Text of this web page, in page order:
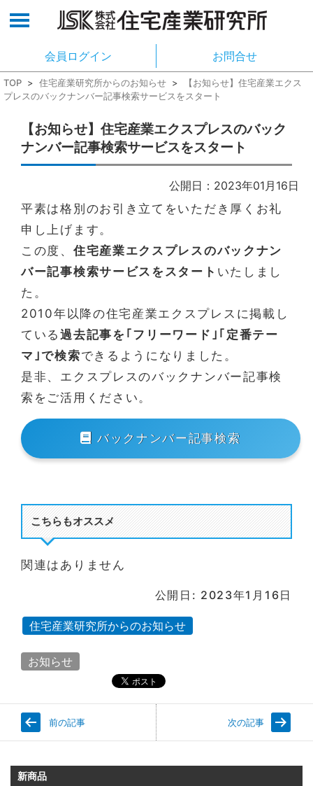
会員ログイン お問合せ
TOP > 住宅産業研究所からのお知らせ >
【お知らせ】住宅産業エクス
プレスのバックナンバー記事検索サービスをスタート
【お知らせ】住宅産業エクスプレスのバック
ナンバー記事検索サービスをスタート
公開日：2023年01月16日
平素は格別のお引き立てをいただき厚くお礼
申し上げます。
この度、 住宅産業エクスプレスのバックナン
バー記事検索サービスをスタート いたしまし
た。
2010年以降の住宅産業エクスプレスに掲載し
ている過去記事を｢フリーワード｣｢定番テー
マ｣で検索できるようになりました。
是非、エクスプレスのバックナンバー記事検
索をご活用ください。
バックナンバー記事検索
こちらもオススメ
関連はありません
公開日: 2023年1月16日
住宅産業研究所からのお知らせ
お知らせ
前の記事 次の記事
新商品